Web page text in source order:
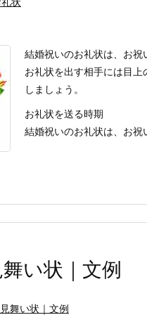
結婚祝いのお礼状は、お
お礼状を出す相手には目
しましょう。
お礼状を送る時期
結婚祝いのお礼状は、お祝
い状｜文例
舞い状｜文例